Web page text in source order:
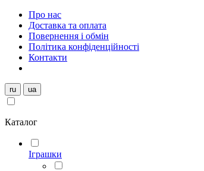
Про нас
Доставка та оплата
Повернення і обмін
Політика конфіденційності
Контакти
ru ua
Каталог
Іграшки